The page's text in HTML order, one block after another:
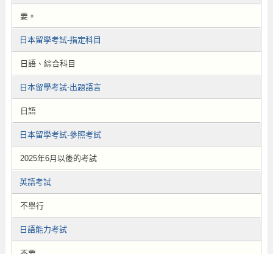
要。
日本留學考試-指定科目
日語、綜合科目
日本留學考試-出題語言
日語
日本留學考試-參照考試
2025年6月以後的考試
英語考試
不舉行
日語能力考試